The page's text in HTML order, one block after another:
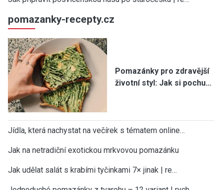
pomazanky-recepty.cz
Pomazánky pro zdravější
životní styl: Jak si pochu…
Jídla, která nachystat na večírek s tématem online…
Jak na netradiční exotickou mrkvovou pomazánku
Jak udělat salát s krabími tyčinkami 7× jinak | re…